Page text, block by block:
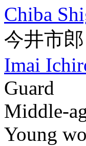
Chiba
今井市郎
Imai
Guard
Middle-
Young